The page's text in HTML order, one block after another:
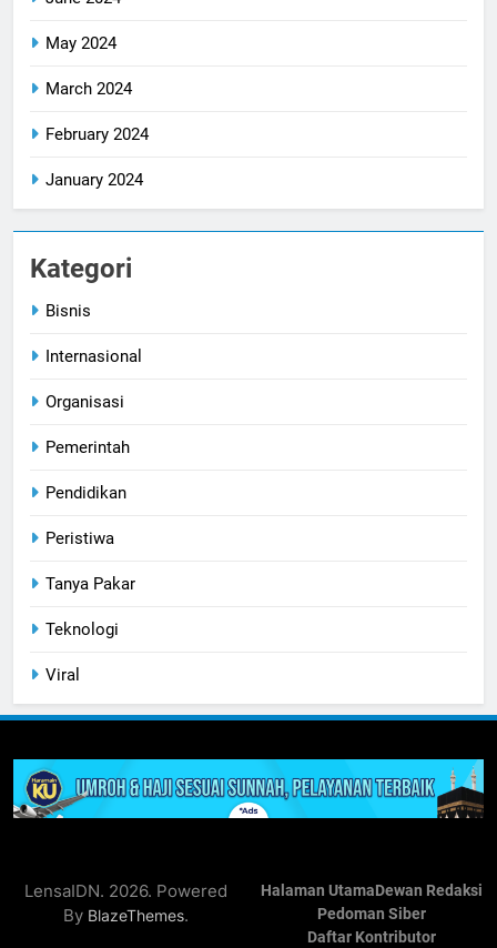
May 2024
March 2024
February 2024
January 2024
Kategori
Bisnis
Internasional
Organisasi
Pemerintah
Pendidikan
Peristiwa
Tanya Pakar
Teknologi
Viral
LensaIDN. 2026. Powered
By BlazeThemes.
Halaman UtamaDewan Redaksi
Pedoman Siber
Daftar Kontributor